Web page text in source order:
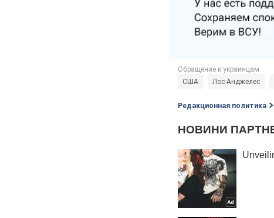
США Лос-Анджелес
Редакционная политика